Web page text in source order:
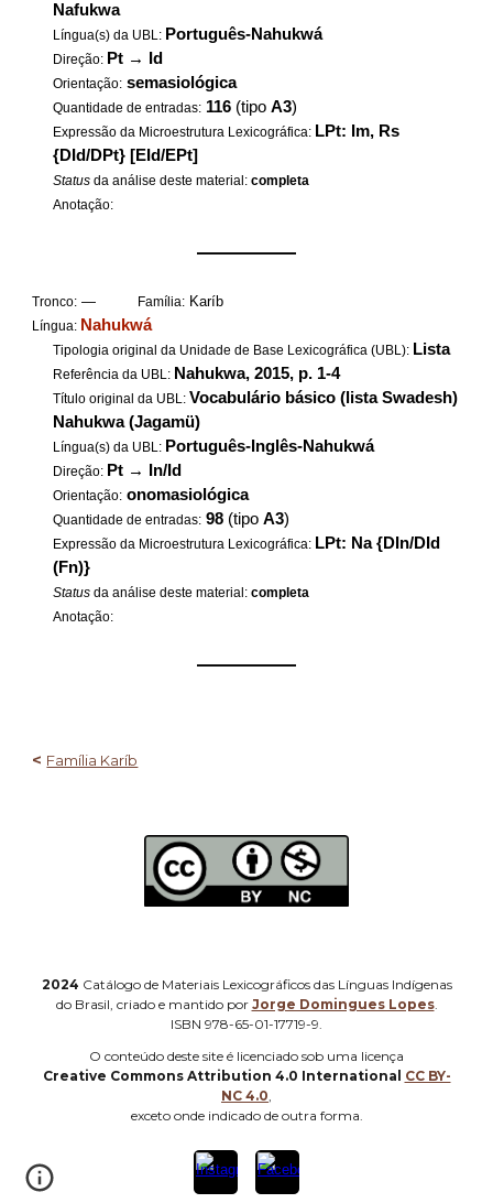
Nafukwa
Língua(s) da UBL: Português-Nahukwá
Direção: Pt → Id
Orientação: semasiológica
Quantidade de entradas: 116 (tipoA3)
Expressão da Microestrutura Lexicográfica: LPt: Im, Rs
{DId/DPt} [EId/EPt]
Status da análise deste material:completa
Anotação:
——————
Tronco: — Família: Karíb
Língua: Nahukwá
Tipologia original da Unidade de Base Lexicográfica (UBL): Lista
Referência da UBL: Nahukwa, 2015, p. 1-4
Título original da UBL: Vocabulário básico(lista Swadesh)
Nahukwa (Jagamü)
Língua(s) da UBL: Português-Inglês-Nahukwá
Direção: Pt → In/Id
Orientação: onomasiológica
Quantidade de entradas: 98 (tipoA3)
Expressão da Microestrutura Lexicográfica: LPt: Na {DIn/DId
(Fn)}
Status da análise deste material:completa
Anotação:
——————
< Família Karíb
2024 Catálogo de Materiais Lexicográficos das Línguas Indígenas
do Brasil, criado e mantido por Jorge Domingues Lopes.
ISBN 978-65-01-17719-9.
O conteúdo deste site é licenciado sob uma licença
Creative Commons Attribution 4.0 International CC BY-
NC 4.0
exceto onde indicado de outra forma